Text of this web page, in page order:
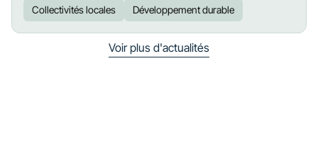
Collectivités locales Développement durable
Voir plus d'actualités